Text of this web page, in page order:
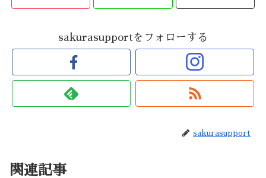
sakurasupportをフォローする
sakurasupport
関連記事